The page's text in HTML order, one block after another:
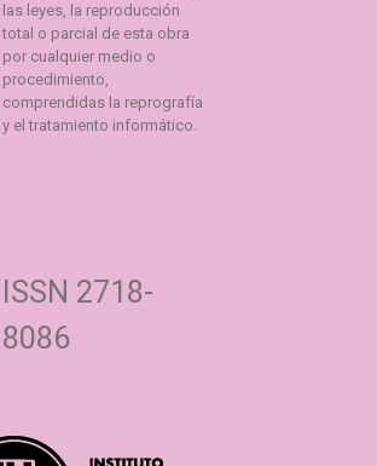
las leyes, la reproducción
total o parcial de esta obra
por cualquier medio o
procedimiento,
comprendidas la reprografía
y el tratamiento informático.
ISSN 2718-
8086